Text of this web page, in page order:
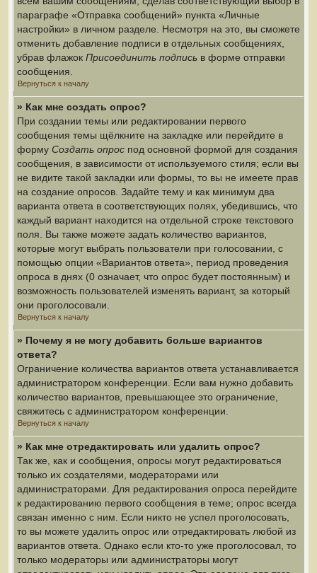
параграфе «Отправка сообщений» пункта «Личные
настройки» в личном разделе. Несмотря на это, вы сможете
отменить добавление подписи в отдельных сообщениях,
убрав флажок Присоединить подпись в форме отправки
сообщения.
Вернуться к началу
» Как мне создать опрос?
При создании темы или редактировании первого
сообщения темы щёлкните на закладке или перейдите в
форму Создать опрос под основной формой для создания
сообщения, в зависимости от используемого стиля; если вы
не видите такой закладки или формы, то вы не имеете прав
на создание опросов. Задайте тему и как минимум два
варианта ответа в соответствующих полях, убедившись, что
каждый вариант находится на отдельной строке текстового
поля. Вы также можете задать количество вариантов,
которые могут выбрать пользователи при голосовании, с
помощью опции «Вариантов ответа», период проведения
опроса в днях (0 означает, что опрос будет постоянным) и
возможность пользователей изменять вариант, за который
они проголосовали.
Вернуться к началу
» Почему я не могу добавить больше вариантов
ответа?
Ограничение количества вариантов ответа устанавливается
администратором конференции. Если вам нужно добавить
количество вариантов, превышающее это ограничение,
свяжитесь с администратором конференции.
Вернуться к началу
» Как мне отредактировать или удалить опрос?
Так же, как и сообщения, опросы могут редактироваться
только их создателями, модераторами или
администраторами. Для редактирования опроса перейдите
к редактированию первого сообщения в теме; опрос всегда
связан именно с ним. Если никто не успел проголосовать,
то вы можете удалить опрос или отредактировать любой из
вариантов ответа. Однако если кто-то уже проголосовал, то
только модераторы или администраторы могут